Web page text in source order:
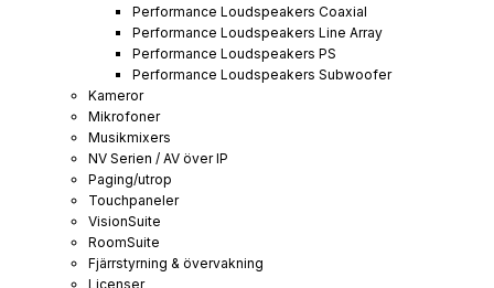
Performance Loudspeakers Coaxial
Performance Loudspeakers Line Array
Performance Loudspeakers PS
Performance Loudspeakers Subwoofer
Kameror
Mikrofoner
Musikmixers
NV Serien / AV över IP
Paging/utrop
Touchpaneler
VisionSuite
RoomSuite
Fjärrstyrning & övervakning
Licenser